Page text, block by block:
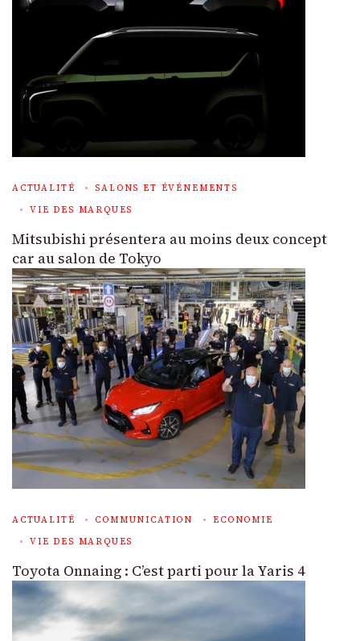
ACTUALITÉ
SALONS ET ÉVÉNEMENTS
VIE DES MARQUES
Mitsubishi présentera au moins deux concept
car au salon de Tokyo
ACTUALITÉ COMMUNICATION
ECONOMIE
VIE DES MARQUES
Toyota Onnaing : C’est parti pour la Yaris 4